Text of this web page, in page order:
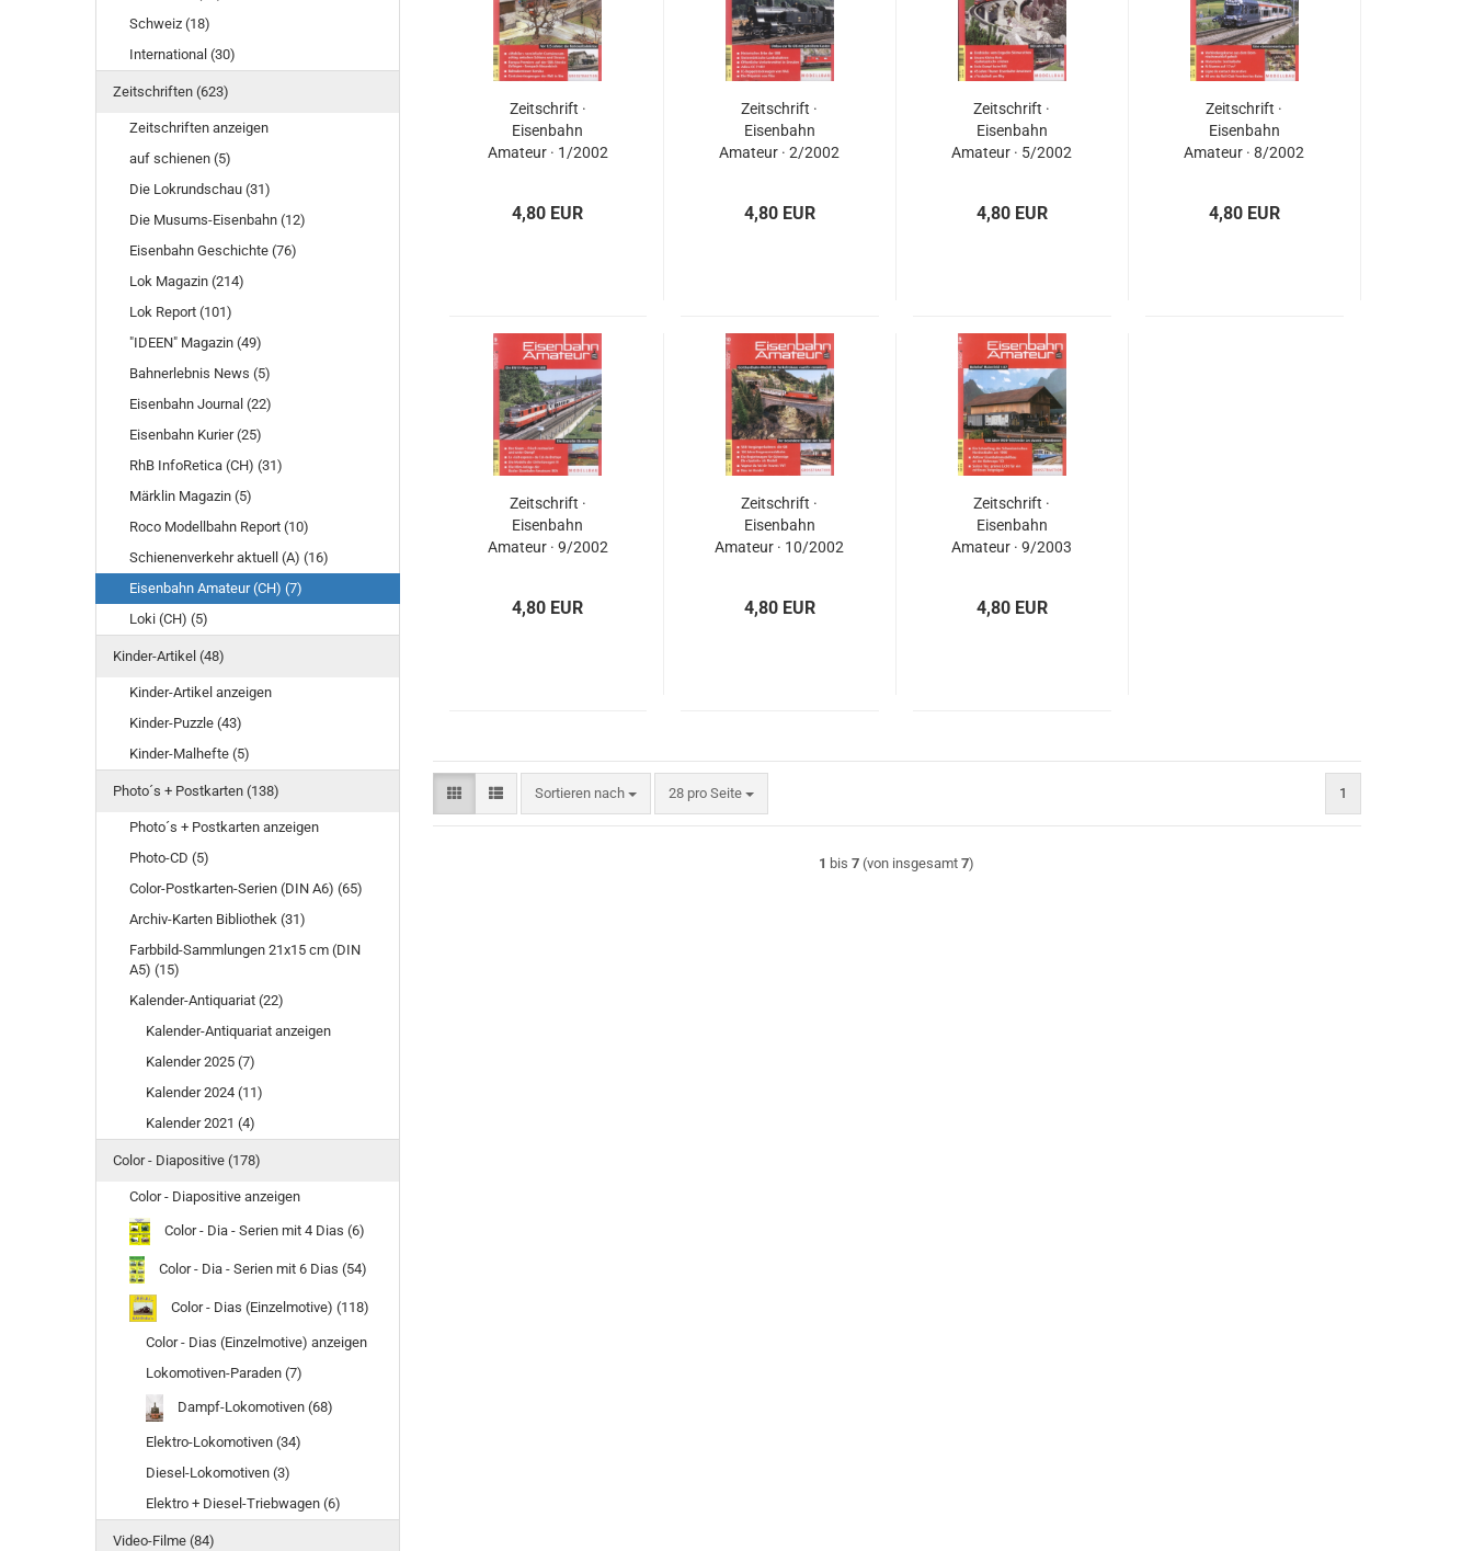
Zeitschrift ·
Eisenbahn
Amateur · 1/2002
4,80 EUR
Zeitschrift ·
Eisenbahn
Amateur · 2/2002
4,80 EUR
Zeitschrift ·
Eisenbahn
Amateur · 5/2002
4,80 EUR
Zeitschrift ·
Eisenbahn
Amateur · 8/2002
4,80 EUR
Zeitschrift ·
Eisenbahn
Amateur · 9/2002
4,80 EUR
Zeitschrift ·
Eisenbahn
Amateur · 10/2002
4,80 EUR
Zeitschrift ·
Eisenbahn
Amateur · 9/2003
4,80 EUR
Sortieren nach
Sortieren nach 28 pro Seite
pro Seite 1
1 bis7 (von insgesamt7)
Schweiz (18)
International (30)
Zeitschriften (623)
Zeitschriften anzeigen
auf schienen (5)
Die Lokrundschau (31)
Die Musums-Eisenbahn (12)
Eisenbahn Geschichte (76)
Lok Magazin (214)
Lok Report (101)
"IDEEN" Magazin (49)
Bahnerlebnis News (5)
Eisenbahn Journal (22)
Eisenbahn Kurier (25)
RhB InfoRetica (CH) (31)
Märklin Magazin (5)
Roco Modellbahn Report (10)
Schienenverkehr aktuell (A) (16)
Eisenbahn Amateur (CH) (7)
Loki (CH) (5)
Kinder-Artikel (48)
Kinder-Artikel anzeigen
Kinder-Puzzle (43)
Kinder-Malhefte (5)
Photo´s + Postkarten (138)
Photo´s + Postkarten anzeigen
Photo-CD (5)
Color-Postkarten-Serien (DIN A6) (65)
Archiv-Karten Bibliothek (31)
Farbbild-Sammlungen 21x15 cm (DIN
A5) (15)
Kalender-Antiquariat (22)
Kalender-Antiquariat anzeigen
Kalender 2025 (7)
Kalender 2024 (11)
Kalender 2021 (4)
Color - Diapositive (178)
Color - Diapositive anzeigen
Color - Dia - Serien mit 4 Dias (6)
Color - Dia - Serien mit 6 Dias (54)
Color - Dias (Einzelmotive) (118)
Color - Dias (Einzelmotive) anzeigen
Lokomotiven-Paraden (7)
Dampf-Lokomotiven (68)
Elektro-Lokomotiven (34)
Diesel-Lokomotiven (3)
Elektro + Diesel-Triebwagen (6)
Video-Filme (84)